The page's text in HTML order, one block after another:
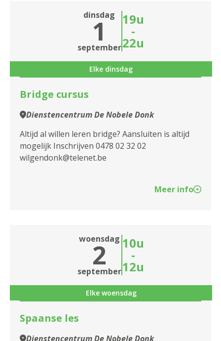
dinsdag
1
september
19u
-
22u
Elke dinsdag
Bridge cursus
Dienstencentrum De Nobele Donk
Altijd al willen leren bridge? Aansluiten is altijd
mogelijk Inschrijven 0478 02 32 02
wilgendonk@telenet.be
Meer info
woensdag
2
september
10u
-
12u
Elke woensdag
Spaanse les
Dienstencentrum De Nobele Donk